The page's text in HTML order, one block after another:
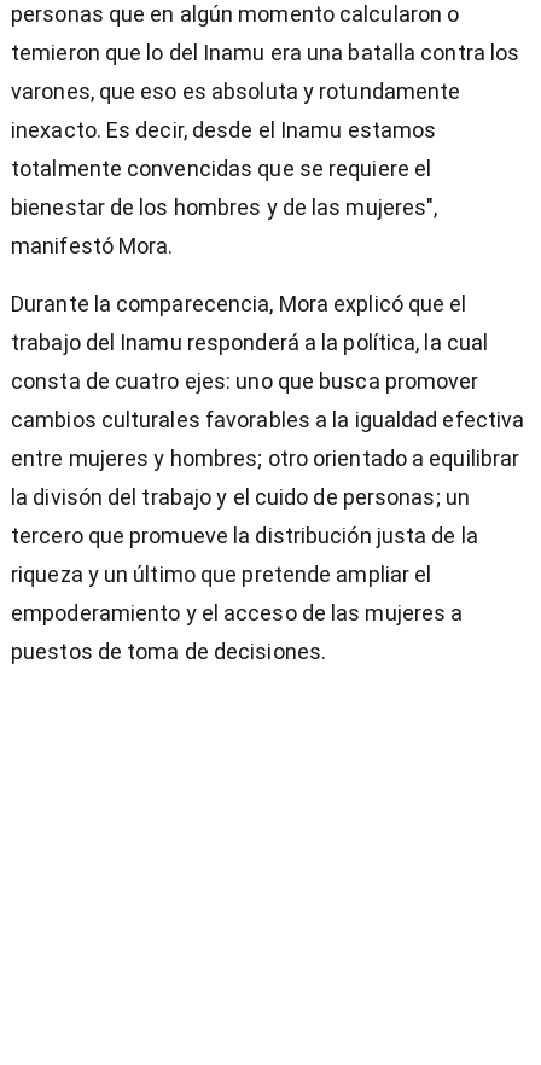
personas que en algún momento calcularon o
temieron que lo del Inamu era una batalla contra los
varones, que eso es absoluta y rotundamente
inexacto. Es decir, desde el Inamu estamos
totalmente convencidas que se requiere el
bienestar de los hombres y de las mujeres",
manifestó Mora.
Durante la comparecencia, Mora explicó que el
trabajo del Inamu responderá a la política, la cual
consta de cuatro ejes: uno que busca promover
cambios culturales favorables a la igualdad efectiva
entre mujeres y hombres; otro orientado a equilibrar
la divisón del trabajo y el cuido de personas; un
tercero que promueve la distribución justa de la
riqueza y un último que pretende ampliar el
empoderamiento y el acceso de las mujeres a
puestos de toma de decisiones.